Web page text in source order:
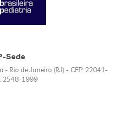
Sede
Rio de Janeiro (RJ) - CEP: 22041-
2548-1999